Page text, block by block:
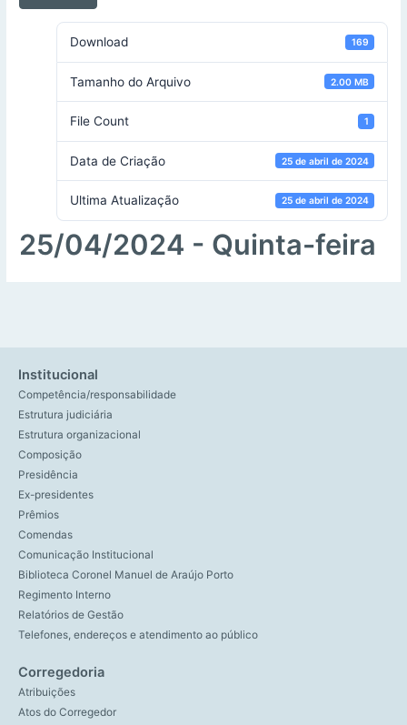
Download 169
Tamanho do Arquivo 2.00 MB
File Count 1
Data de Criação 25 de abril de 2024
Ultima Atualização 25 de abril de 2024
25/04/2024 - Quinta-feira
Institucional
Competência/responsabilidade
Estrutura judiciária
Estrutura organizacional
Composição
Presidência
Ex-presidentes
Prêmios
Comendas
Comunicação Institucional
Biblioteca Coronel Manuel de Araújo Porto
Regimento Interno
Relatórios de Gestão
Telefones, endereços e atendimento ao público
Corregedoria
Atribuições
Atos do Corregedor